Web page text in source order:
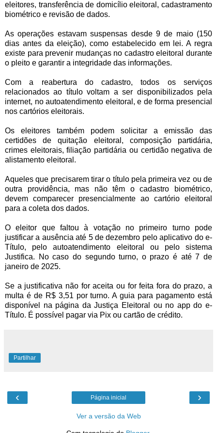
eleitores, transferência de domicílio eleitoral, cadastramento
biométrico e revisão de dados.
As operações estavam suspensas desde 9 de maio (150
dias antes da eleição), como estabelecido em lei. A regra
existe para prevenir mudanças no cadastro eleitoral durante
o pleito e garantir a integridade das informações.
Com a reabertura do cadastro, todos os serviços
relacionados ao título voltam a ser disponibilizados pela
internet, no autoatendimento eleitoral, e de forma presencial
nos cartórios eleitorais.
Os eleitores também podem solicitar a emissão das
certidões de quitação eleitoral, composição partidária,
crimes eleitorais, filiação partidária ou certidão negativa de
alistamento eleitoral.
Aqueles que precisarem tirar o título pela primeira vez ou de
outra providência, mas não têm o cadastro biométrico,
devem comparecer presencialmente ao cartório eleitoral
para a coleta dos dados.
O eleitor que faltou à votação no primeiro turno pode
justificar a ausência até 5 de dezembro pelo aplicativo do e-
Título, pelo autoatendimento eleitoral ou pelo sistema
Justifica. No caso do segundo turno, o prazo é até 7 de
janeiro de 2025.
Se a justificativa não for aceita ou for feita fora do prazo, a
multa é de R$ 3,51 por turno. A guia para pagamento está
disponível na página da Justiça Eleitoral ou no app do e-
Título. É possível pagar via Pix ou cartão de crédito.
Partilhar
‹ ›
Página inicial
Ver a versão da Web